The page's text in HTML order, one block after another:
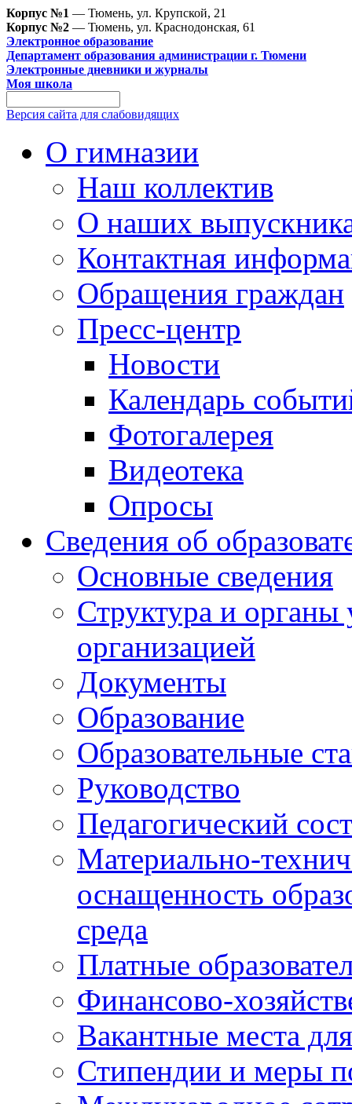
Корпус №1 — Тюмень, ул. Крупской, 21
Корпус №2 — Тюмень, ул. Краснодонская, 61
Электронное образование
Департамент образования администрации г. Тюмени
Электронные дневники и журналы
Моя школа
Версия сайта для слабовидящих
О гимназии
Наш коллектив
О наших
Контактная
Обращения граждан
Пресс-центр
Новости
Календарь
Фотогалерея
Видеотека
Опросы
Сведения об
Основные сведения
Структура и органы
организацией
Документы
Образование
Образовательные
Руководство
Педагогический
Материально-
оснащенность
среда
Платные
Финансово-
Вакантные места
Стипендии и меры